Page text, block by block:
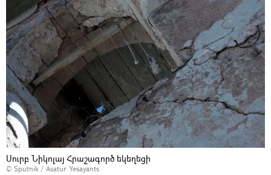
Սուրբ Նիկոլայ Հրաշագործ եկեղեցի
© Sputnik / Asatur Yesayants